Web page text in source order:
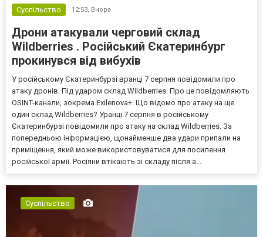
Суспільство 12:53, Вчора
Дрони атакували черговий склад
Wildberries . Російський Єкатеринбург
прокинувся від вибухів
У російському Єкатеринбурзі вранці 7 серпня повідомили про
атаку дронів. Під ударом склад Wildberries. Про це повідомляють
OSINT-канали, зокрема Exilenova+. Що відомо про атаку на ще
один склад Wildberries? Уранці 7 серпня в російському
Єкатеринбурзі повідомили про атаку на склад Wildberries. За
попередньою інформацією, щонайменше два удари припали на
приміщення, який може використовуватися для посилення
російської армії. Росіяни втікають зі складу після а...
Суспільство